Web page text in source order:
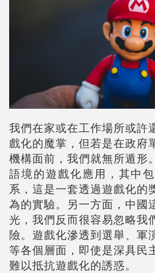
我們在家或在工作場所或許
戲化的魔掌，但若是在政府
機構面前，我們就無所遁形
語境的遊戲化應用，其中
系，這是一套透過遊戲化的
為的實驗。另一方面，中國
光，我們反而很容易忽略我
險。遊戲化滲透到選舉、軍
等各個層面，即使是深具民
難以抵抗遊戲化的誘惑。